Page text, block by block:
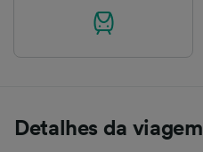
Detalhes da viagem